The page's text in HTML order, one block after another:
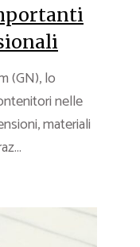
(GN), lo
nelle
materiali